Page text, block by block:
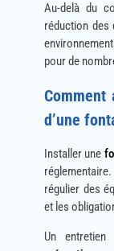
Au-delà du
réduction des
pour de
d’une
Installer une
régulier des
et les
Un